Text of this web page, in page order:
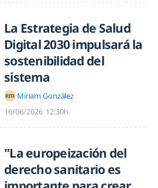
La Estrategia de Salud
Digital 2030 impulsará la
sostenibilidad del
sistema
Míriam González
16/06/2026 12:30h
"La europeización del
derecho sanitario es